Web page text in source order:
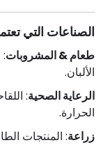
الصناعات التي
طعام & المشروبات:
الألبان.
الرعاية الصحية:
الحرارة.
زراعة: المنتجات